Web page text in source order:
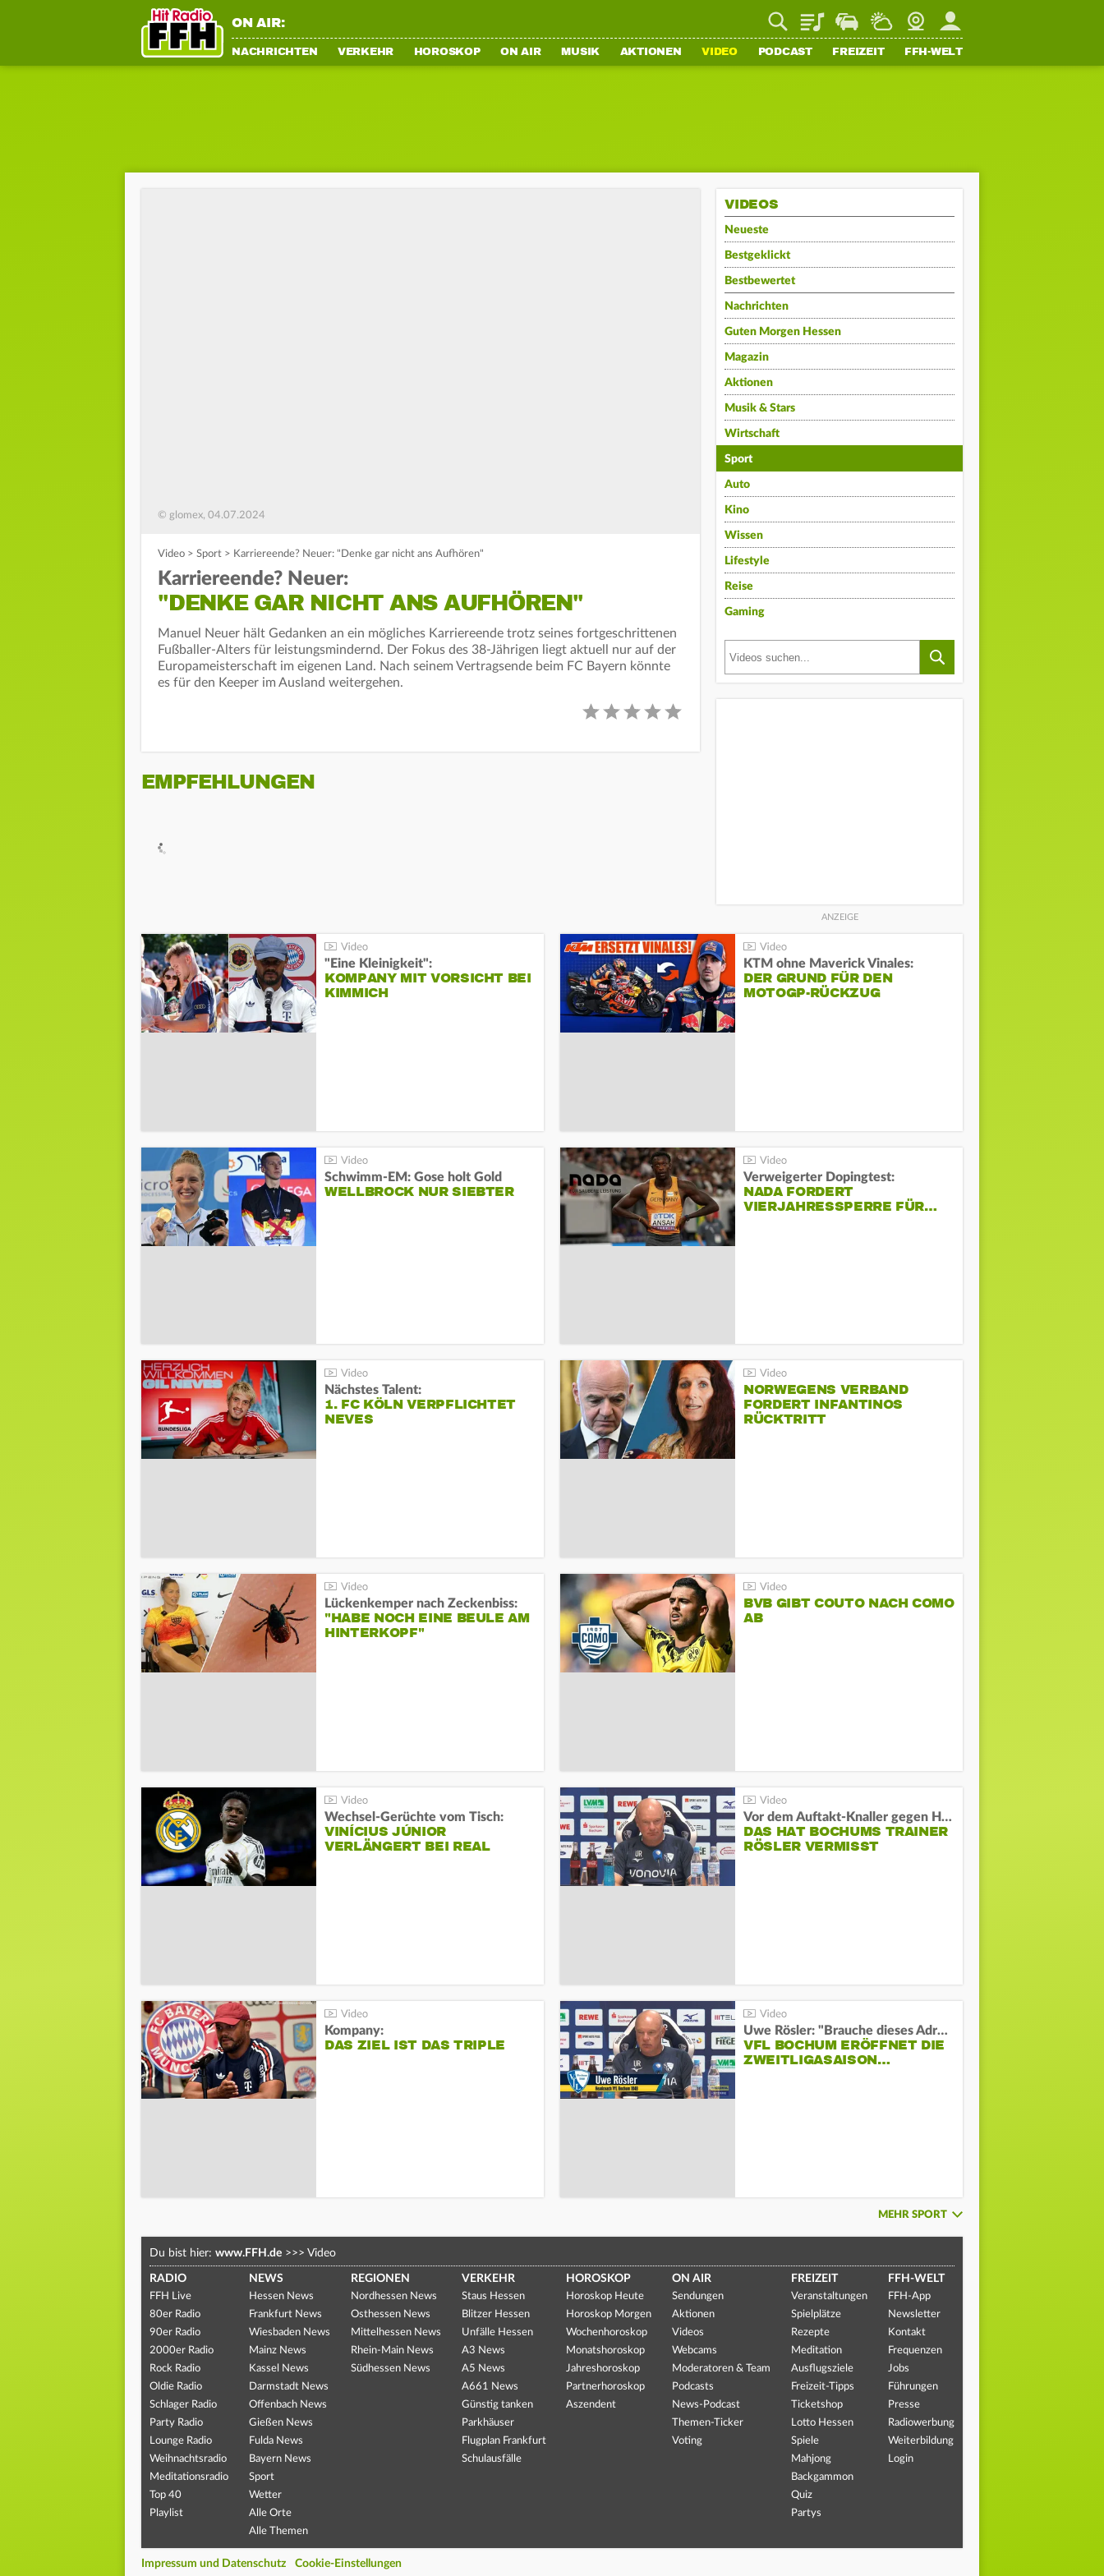
ON AIR: PlaylistStaupilotWetterWebcamMein FFH
NACHRICHTEN VERKEHR HOROSKOP ON AIR MUSIK AKTIONEN VIDEO PODCAST FREIZEIT FFH-WELT
© glomex, 04.07.2024
Video > Sport > Karriereende? Neuer: "Denke gar nicht ans Aufhören"
Karriereende? Neuer:
"DENKE GAR NICHT ANS AUFHÖREN"
Manuel Neuer hält Gedanken an ein mögliches Karriereende trotz seines fortgeschrittenen
Fußballer-Alters für leistungsmindernd. Der Fokus des 38-Jährigen liegt aktuell nur auf der
Europameisterschaft im eigenen Land. Nach seinem Vertragsende beim FC Bayern könnte
es für den Keeper im Ausland weitergehen.
EMPFEHLUNGEN
VIDEOS
Neueste
Bestgeklickt
Bestbewertet
Nachrichten
Guten Morgen Hessen
Magazin
Aktionen
Musik & Stars
Wirtschaft
Sport
Auto
Kino
Wissen
Lifestyle
Reise
Gaming
"Eine Kleinigkeit":
KOMPANY MIT VORSICHT BEI
KIMMICH
KTM ohne Maverick Vinales:
DER GRUND FÜR DEN
MOTOGP-RÜCKZUG
Schwimm-EM: Gose holt Gold
WELLBROCK NUR SIEBTER
Verweigerter Dopingtest:
NADA FORDERT
VIERJAHRESSPERRE FÜR…
Nächstes Talent:
1. FC KÖLN VERPFLICHTET
NEVES
NORWEGENS VERBAND
FORDERT INFANTINOS
RÜCKTRITT
Lückenkemper nach Zeckenbiss:
"HABE NOCH EINE BEULE AM
HINTERKOPF"
BVB GIBT COUTO NACH COMO
AB
Wechsel-Gerüchte vom Tisch:
VINÍCIUS JÚNIOR
VERLÄNGERT BEI REAL
Vor dem Auftakt-Knaller gegen Hertha:
DAS HAT BOCHUMS TRAINER
RÖSLER VERMISST
Kompany:
DAS ZIEL IST DAS TRIPLE
Uwe Rösler: "Brauche dieses Adrenalin"
VFL BOCHUM ERÖFFNET DIE
ZWEITLIGASAISON…
MEHR SPORT
Du bist hier: www.FFH.de >>> Video
RADIO
FFH Live
80er Radio
90er Radio
2000er Radio
Rock Radio
Oldie Radio
Schlager Radio
Party Radio
Lounge Radio
Weihnachtsradio
Meditationsradio
Top 40
Playlist
NEWS
Hessen News
Frankfurt News
Wiesbaden News
Mainz News
Kassel News
Darmstadt News
Offenbach News
Gießen News
Fulda News
Bayern News
Sport
Wetter
Alle Orte
Alle Themen
REGIONEN
Nordhessen News
Osthessen News
Mittelhessen News
Rhein-Main News
Südhessen News
VERKEHR
Staus Hessen
Blitzer Hessen
Unfälle Hessen
A3 News
A5 News
A661 News
Günstig tanken
Parkhäuser
Flugplan Frankfurt
Schulausfälle
HOROSKOP
Horoskop Heute
Horoskop Morgen
Wochenhoroskop
Monatshoroskop
Jahreshoroskop
Partnerhoroskop
Aszendent
ON AIR
Sendungen
Aktionen
Videos
Webcams
Moderatoren & Team
Podcasts
News-Podcast
Themen-Ticker
Voting
FREIZEIT
Veranstaltungen
Spielplätze
Rezepte
Meditation
Ausflugsziele
Freizeit-Tipps
Ticketshop
Lotto Hessen
Spiele
Mahjong
Backgammon
Quiz
Partys
FFH-WELT
FFH-App
Newsletter
Kontakt
Frequenzen
Jobs
Führungen
Presse
Radiowerbung
Weiterbildung
Login
Impressum und Datenschutz Cookie-Einstellungen